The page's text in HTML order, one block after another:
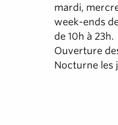
mardi,
week-ends
de 10h à 23h.
Ouverture
Nocturne les